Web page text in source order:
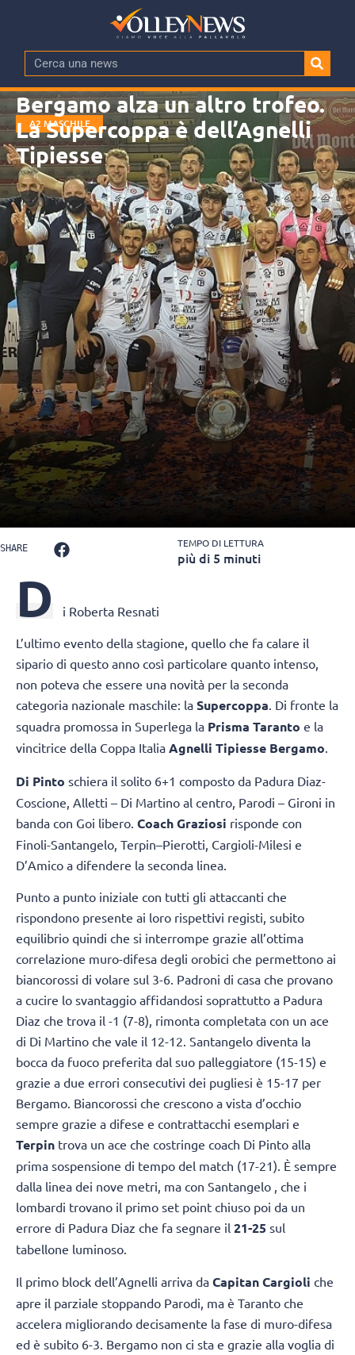
A2 MASCHILE
Bergamo alza un altro trofeo.
La Supercoppa è dell’Agnelli
Tipiesse
SHARE TEMPO DI LETTURA
più di 5 minuti
D i Roberta Resnati
L’ultimo evento della stagione, quello che fa calare il
sipario di questo anno così particolare quanto intenso,
non poteva che essere una novità per la seconda
categoria nazionale maschile: la Supercoppa. Di fronte la
squadra promossa in Superlega la Prisma Taranto e la
vincitrice della Coppa Italia Agnelli Tipiesse Bergamo.
Di Pinto schiera il solito 6+1 composto da Padura Diaz-
Coscione, Alletti – Di Martino al centro, Parodi – Gironi in
banda con Goi libero. Coach Graziosi risponde con
Finoli-Santangelo, Terpin–Pierotti, Cargioli-Milesi e
D’Amico a difendere la seconda linea.
Punto a punto iniziale con tutti gli attaccanti che
rispondono presente ai loro rispettivi registi, subito
equilibrio quindi che si interrompe grazie all’ottima
correlazione muro-difesa degli orobici che permettono ai
biancorossi di volare sul 3-6. Padroni di casa che provano
a cucire lo svantaggio affidandosi soprattutto a Padura
Diaz che trova il -1 (7-8), rimonta completata con un ace
di Di Martino che vale il 12-12. Santangelo diventa la
bocca da fuoco preferita dal suo palleggiatore (15-15) e
grazie a due errori consecutivi dei pugliesi è 15-17 per
Bergamo. Biancorossi che crescono a vista d’occhio
sempre grazie a difese e contrattacchi esemplari e
Terpin trova un ace che costringe coach Di Pinto alla
prima sospensione di tempo del match (17-21). È sempre
dalla linea dei nove metri, ma con Santangelo , che i
lombardi trovano il primo set point chiuso poi da un
errore di Padura Diaz che fa segnare il 21-25 sul
tabellone luminoso.
Il primo block dell’Agnelli arriva da Capitan Cargioli che
apre il parziale stoppando Parodi, ma è Taranto che
accelera migliorando decisamente la fase di muro-difesa
ed è subito 6-3. Bergamo non ci sta e grazie alla voglia di